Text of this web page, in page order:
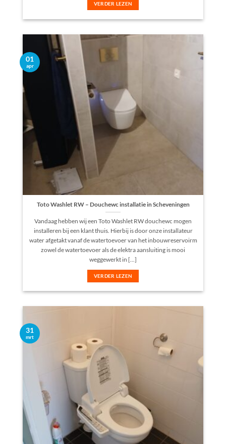
VERDER LEZEN
Toto Washlet RW – Douchewc installatie in Scheveningen
Vandaag hebben wij een Toto Washlet RW douchewc mogen
installeren bij een klant thuis. Hierbij is door onze installateur
water afgetakt vanaf de watertoevoer van het inbouwreservoirm
zowel de watertoevoer als de elektra aansluiting is mooi
weggewerkt in [...]
VERDER LEZEN
01
apr
31
mrt